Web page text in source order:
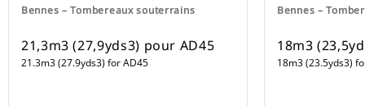
Bennes – Tombereaux souterrains
21,3m3 (27,9yds3) pour AD45
21.3m3 (27.9yds3) for AD45
Bennes –
18m3
18m3 (23.5yds3)